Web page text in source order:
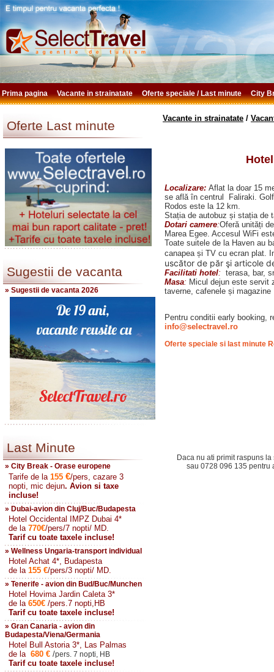
Prima pagina Vacante in strainatate Oferte speciale / Last minute City
Oferte Last minute
Sugestii de vacanta
» Sugestii de vacanta 2026
Last Minute
» City Break - Orase europene
Tarife de la 155 €/pers, cazare 3
nopti, mic dejun. Avion si taxe
incluse!
» Dubai-avion din Cluj/Buc/Budapesta
Hotel Occidental IMPZ Dubai 4*
de la 770€/pers/7 nopti/ MD.
Tarif cu toate taxele incluse!
» Wellness Ungaria-transport individual
Hotel Achat 4*, Budapesta
de la 155 €/pers/3 nopti/ MD.
» Tenerife - avion din Bud/Buc/Munchen
Hotel Hovima Jardin Caleta 3*
de la 650€ /pers.7 nopti,HB
Tarif cu toate taxele incluse!
» Gran Canaria - avion din
Budapesta/Viena/Germania
Hotel Bull Astoria 3*, Las Palmas
de la 680 € /pers. 7 nopti, HB
Tarif cu toate taxele incluse!
Vacante in strainatate /
Localizare: Aflat la doar 15
se află în centrul Faliraki.
Rodos este la 12 km.
Stația de autobuz și stația de
Dotari camere:Oferă unități
Marea Egee. Accesul WiFi
Toate suitele de la Haven au
canapea și TV cu ecran plat.
uscător de păr şi articole
Facilitati hotel: terasa, bar,
Masa: Micul dejun este servit
taverne, cafenele și magazine
Pentru conditii early booking,
info@selectravel.ro
Oferte speciale si last minute
Daca nu ati primit raspuns
sau 0728 096 135 pentru